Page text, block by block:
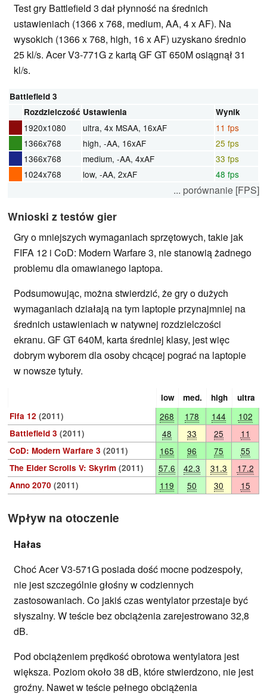
Test gry Battlefield 3 dał płynność na średnich
ustawieniach (1366 x 768, medium, AA, 4 x AF). Na
wysokich (1366 x 768, high, 16 x AF) uzyskano średnio
25 kl/s. Acer V3-771G z kartą GF GT 650M osiągnął 31
kl/s.
Battlefield 3
Rozdzielczość Ustawienia Wynik
1920x1080 ultra, 4x MSAA, 16xAF
11 fps
1366x768
high, -AA, 16xAF
25 fps
1366x768
medium, -AA, 4xAF
33 fps
1024x768
low, -AA, 2xAF 48 fps
... porównanie [FPS]
Wnioski z testów gier
Gry o mniejszych wymaganiach sprzętowych, takie jak
FIFA 12 i CoD: Modern Warfare 3, nie stanowią żadnego
problemu dla omawianego laptopa.
Podsumowując, można stwierdzić, że gry o dużych
wymaganiach działają na tym laptopie przynajmniej na
średnich ustawieniach w natywnej rozdzielczości
ekranu. GF GT 640M, karta średniej klasy, jest więc
dobrym wyborem dla osoby chcącej pograć na laptopie
w nowsze tytuły.
low med. high
ultra
Fifa 12 (2011) 268 178 144 102
Battlefield 3 (2011) 48 33 25 11
CoD: Modern Warfare 3 (2011) 165 96 75 55
The Elder Scrolls V: Skyrim (2011) 57.6 42.3 31.3 17.2
Anno 2070 (2011) 119 50 30 15
Wpływ na otoczenie
Hałas
Choć Acer V3-571G posiada dość mocne podzespoły,
nie jest szczególnie głośny w codziennych
zastosowaniach. Co jakiś czas wentylator przestaje być
słyszalny. W teście bez obciążenia zarejestrowano 32,8
dB.
Pod obciążeniem prędkość obrotowa wentylatora jest
większa. Poziom około 38 dB, które stwierdzono, nie jest
groźny. Nawet w teście pełnego obciążenia